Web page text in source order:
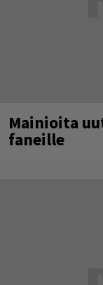
Mainioita
faneille